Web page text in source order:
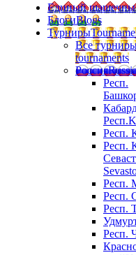
Единый
БлогиBlogs
Турниры
Все
tournaments
Россия
Респ.
Респ.
Респ.
Респ.
Респ.
Респ.
Респ.
Респ.